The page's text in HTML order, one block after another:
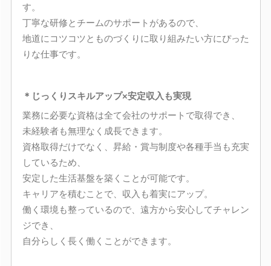
す。
丁寧な研修とチームのサポートがあるので、
地道にコツコツとものづくりに取り組みたい方にぴった
りな仕事です。
＊じっくりスキルアップ×安定収入も実現
業務に必要な資格は全て会社のサポートで取得でき、
未経験者も無理なく成長できます。
資格取得だけでなく、昇給・賞与制度や各種手当も充実
しているため、
安定した生活基盤を築くことが可能です。
キャリアを積むことで、収入も着実にアップ。
働く環境も整っているので、遠方から安心してチャレン
ジでき、
自分らしく長く働くことができます。